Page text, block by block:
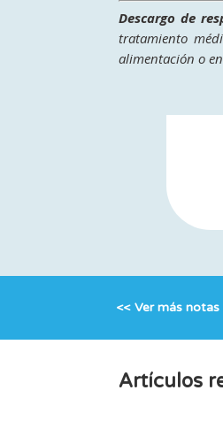
Descargo de
tratamiento
alimentación o
<< Ver más
Artículos